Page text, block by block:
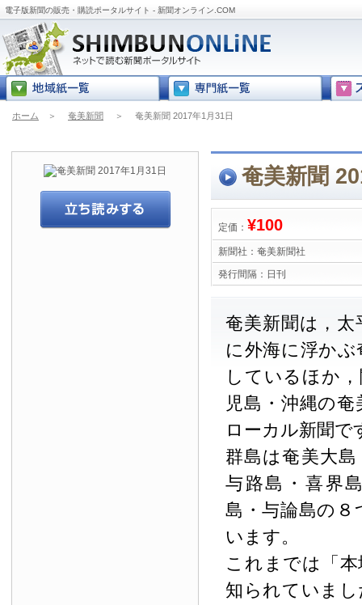
電子版新聞の販売・購読ポータルサイト - 新聞オンライン.COM
ホーム ＞ 奄美新聞 ＞ 奄美新聞 2017年1月31日
奄美新聞
定価： ¥100
新聞社： 奄美新聞社
発行間隔： 日刊
奄美新聞は，
に外海に浮か
しているほか
児島・沖縄の
ローカル新聞で
群島は奄美大
与路島・喜界
島・与論島の
います。
これまでは「
知られていま